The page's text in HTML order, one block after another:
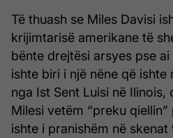
Të thuash se Miles Davisi
krijimtarisë amerikane të
bënte drejtësi arsyes pse
ishte biri i një nëne që ishte
nga Ist Sent Luisi në Ilinois,
Milesi vetëm “preku
ishte i pranishëm në